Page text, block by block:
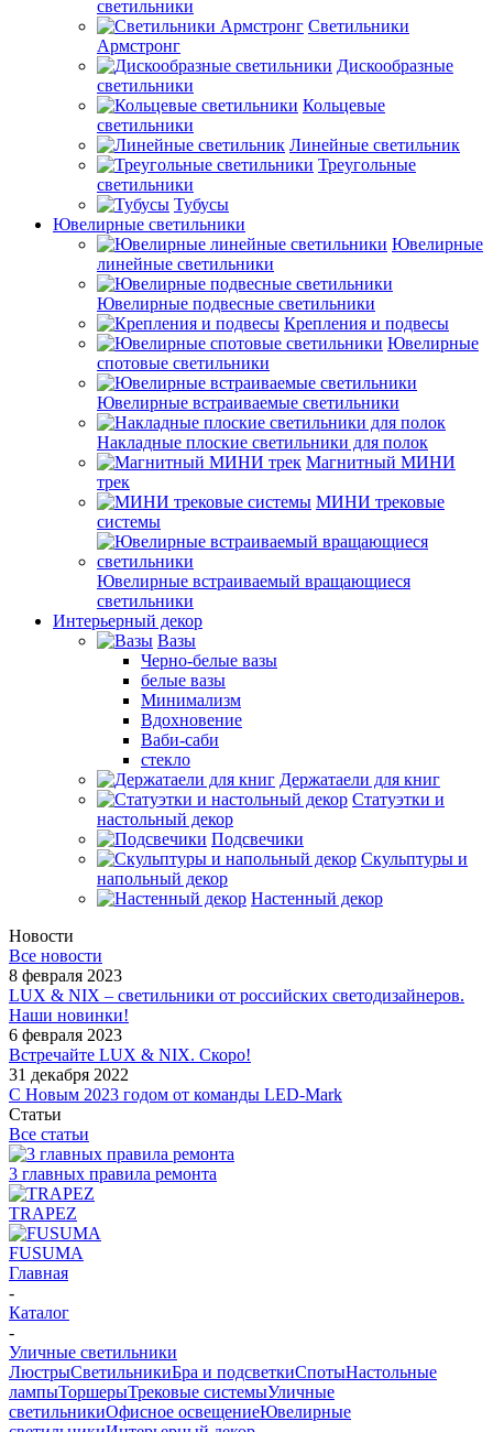
светильники
Светильники
Армстронг
Дискообразные
светильники
Кольцевые
светильники
Линейные светильник
Треугольные
светильники
Тубусы
Ювелирные светильники
Ювелирные
линейные светильники
Ювелирные подвесные светильники
Крепления и подвесы
Ювелирные
спотовые светильники
Ювелирные встраиваемые светильники
Накладные плоские светильники для полок
Магнитный МИНИ
трек
МИНИ трековые
системы
Ювелирные встраиваемый вращающиеся
светильники
Интерьерный декор
Вазы
Черно-белые вазы
белые вазы
Минимализм
Вдохновение
Ваби-саби
стекло
Держатаели для книг
Статуэтки и
настольный декор
Подсвечики
Скульптуры и
напольный декор
Настенный декор
Новости
Все новости
8 февраля 2023
LUX & NIX – светильники от российских светодизайнеров.
Наши новинки!
6 февраля 2023
Встречайте LUX & NIX. Скоро!
31 декабря 2022
С Новым 2023 годом от команды LED-Mark
Статьи
Все статьи
3 главных правила ремонта
TRAPEZ
FUSUMA
Главная
-
Каталог
-
Уличные светильники
ЛюстрыСветильникиБра и подсветкиСпотыНастольные
лампыТоршерыТрековые системыУличные
светильникиОфисное освещениеЮвелирные